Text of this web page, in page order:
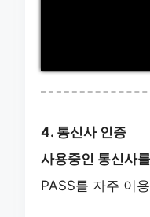
4. 통신사 인증
사용중인 통신사
PASS를 자주 이